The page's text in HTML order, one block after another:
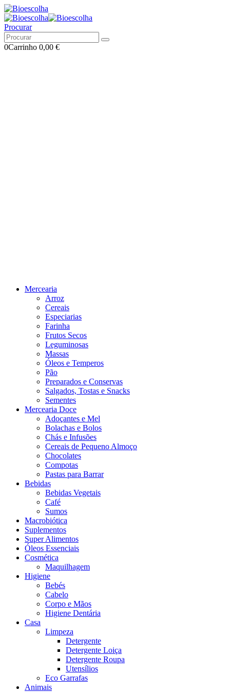
Procurar
0Carrinho 0,00 €
Mercearia
Arroz
Cereais
Especiarias
Farinha
Frutos Secos
Leguminosas
Massas
Óleos e Temperos
Pão
Preparados e Conservas
Salgados, Tostas e Snacks
Sementes
Mercearia Doce
Adoçantes e Mel
Bolachas e Bolos
Chás e Infusões
Cereais de Pequeno Almoço
Chocolates
Compotas
Pastas para Barrar
Bebidas
Bebidas Vegetais
Café
Sumos
Macrobiótica
Suplementos
Super Alimentos
Óleos Essenciais
Cosmética
Maquilhagem
Higiene
Bebés
Cabelo
Corpo e Mãos
Higiene Dentária
Casa
Limpeza
Detergente
Detergente Loiça
Detergente Roupa
Utensílios
Eco Garrafas
Animais